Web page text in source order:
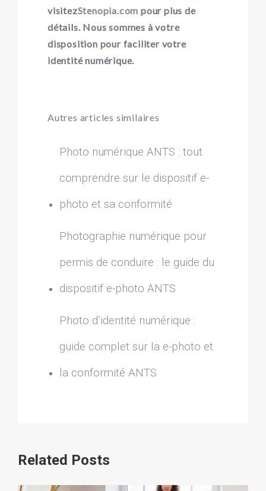
visitezStenopia.com pour plus de
détails. Nous sommes à votre
disposition pour faciliter votre
identité numérique.
Autres articles similaires
Photo numérique ANTS : tout
comprendre sur le dispositif e-
photo et sa conformité
Photographie numérique pour
permis de conduire : le guide du
dispositif e-photo ANTS
Photo d’identité numérique :
guide complet sur la e-photo et
la conformité ANTS
Related Posts